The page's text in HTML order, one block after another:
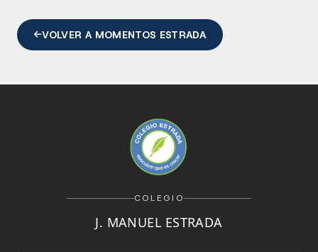
VOLVER A MOMENTOS ESTRADA
COLEGIO
J. MANUEL ESTRADA